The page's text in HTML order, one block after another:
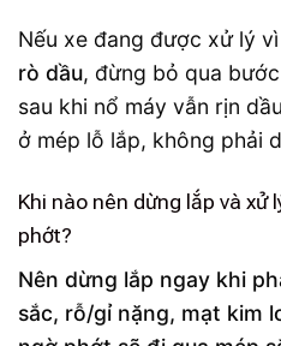
Nếu xe đang được xử lý vì
rò dầu, đừng bỏ qua
sau khi nổ máy vẫn rịn
ở mép lỗ lắp, không phải
Khi nào nên dừng lắp và xử
phớt?
Nên dừng lắp ngay khi
sắc, rỗ/gỉ nặng, mạt kim